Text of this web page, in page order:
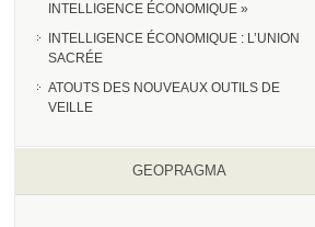
INTELLIGENCE ÉCONOMIQUE »
INTELLIGENCE ÉCONOMIQUE : L’UNION
SACRÉE
ATOUTS DES NOUVEAUX OUTILS DE
VEILLE
GEOPRAGMA